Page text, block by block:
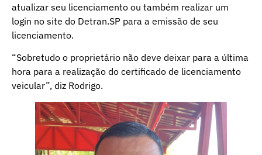
atualizar seu licenciamento ou também realizar um
login no site do Detran.SP para a emissão de seu
licenciamento.
“Sobretudo o proprietário não deve deixar para a última
hora para a realização do certificado de licenciamento
veicular”, diz Rodrigo.